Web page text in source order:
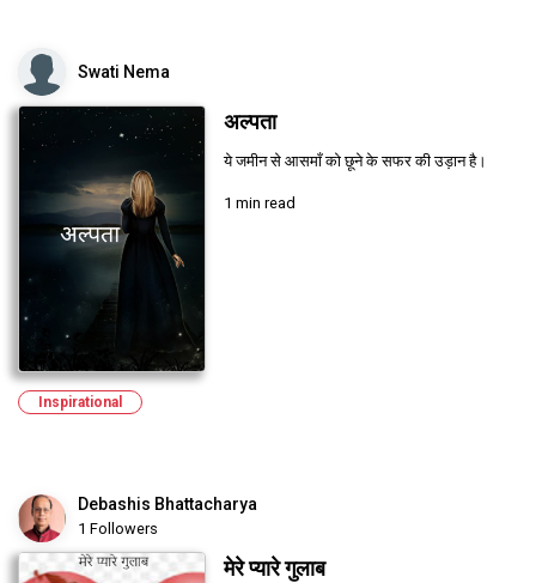
Swati Nema
अल्पता
ये जमीन से आसमाँ को छूने के सफर की उड़ान है।
1 min read
Inspirational
Debashis Bhattacharya
1 Followers
मेरे प्यारे गुलाब